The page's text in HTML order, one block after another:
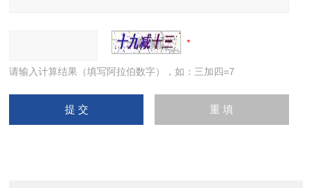
请输入计算结果（填写阿拉伯数字），如：三加四=7